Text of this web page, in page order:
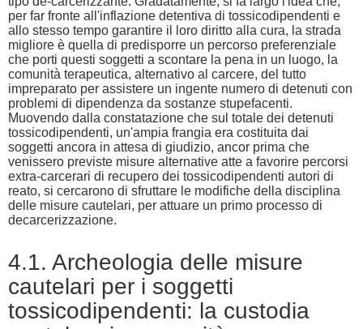
per far fronte all'inflazione detentiva di tossicodipendenti e
allo stesso tempo garantire il loro diritto alla cura, la strada
migliore è quella di predisporre un percorso preferenziale
che porti questi soggetti a scontare la pena in un luogo, la
comunità terapeutica, alternativo al carcere, del tutto
impreparato per assistere un ingente numero di detenuti con
problemi di dipendenza da sostanze stupefacenti.
Muovendo dalla constatazione che sul totale dei detenuti
tossicodipendenti, un'ampia frangia era costituita dai
soggetti ancora in attesa di giudizio, ancor prima che
venissero previste misure alternative atte a favorire percorsi
extra-carcerari di recupero dei tossicodipendenti autori di
reato, si cercarono di sfruttare le modifiche della disciplina
delle misure cautelari, per attuare un primo processo di
decarcerizzazione.
4.1. Archeologia delle misure
cautelari per i soggetti
tossicodipendenti: la custodia